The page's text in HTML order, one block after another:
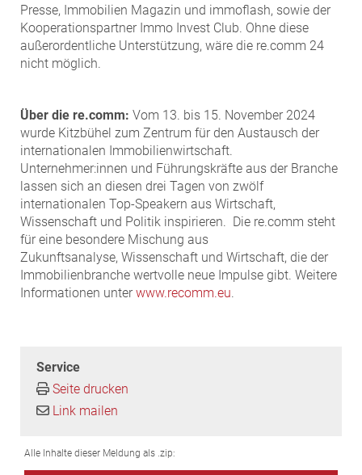
Presse, Immobilien Magazin und immoflash, sowie der
Kooperationspartner Immo Invest Club. Ohne diese
außerordentliche Unterstützung, wäre die re.comm 24
nicht möglich.
Über die re.comm: Vom 13. bis 15. November 2024
wurde Kitzbühel zum Zentrum für den Austausch der
internationalen Immobilienwirtschaft.
Unternehmer:innen und Führungskräfte aus der Branche
lassen sich an diesen drei Tagen von zwölf
internationalen Top-Speakern aus Wirtschaft,
Wissenschaft und Politik inspirieren. Die re.comm steht
für eine besondere Mischung aus
Zukunftsanalyse, Wissenschaft und Wirtschaft, die der
Immobilienbranche wertvolle neue Impulse gibt. Weitere
Informationen unter www.recomm.eu.
Service
Seite drucken
Link mailen
Alle Inhalte dieser Meldung als .zip: